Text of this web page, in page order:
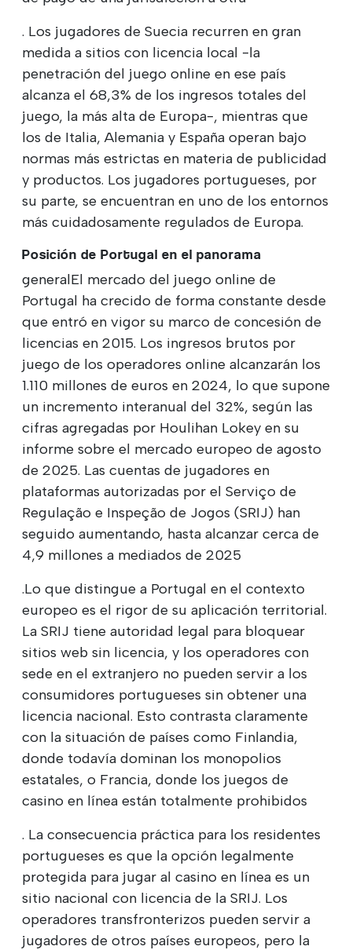
. Los jugadores de Suecia recurren en gran
medida a sitios con licencia local -la
penetración del juego online en ese país
alcanza el 68,3% de los ingresos totales del
juego, la más alta de Europa-, mientras que
los de Italia, Alemania y España operan bajo
normas más estrictas en materia de publicidad
y productos. Los jugadores portugueses, por
su parte, se encuentran en uno de los entornos
más cuidadosamente regulados de Europa.
Posición de Portugal en el panorama
generalEl mercado del juego online de
Portugal ha crecido de forma constante desde
que entró en vigor su marco de concesión de
licencias en 2015. Los ingresos brutos por
juego de los operadores online alcanzarán los
1.110 millones de euros en 2024, lo que supone
un incremento interanual del 32%, según las
cifras agregadas por Houlihan Lokey en su
informe sobre el mercado europeo de agosto
de 2025. Las cuentas de jugadores en
plataformas autorizadas por el Serviço de
Regulação e Inspeção de Jogos (SRIJ) han
seguido aumentando, hasta alcanzar cerca de
4,9 millones a mediados de 2025
.Lo que distingue a Portugal en el contexto
europeo es el rigor de su aplicación territorial.
La SRIJ tiene autoridad legal para bloquear
sitios web sin licencia, y los operadores con
sede en el extranjero no pueden servir a los
consumidores portugueses sin obtener una
licencia nacional. Esto contrasta claramente
con la situación de países como Finlandia,
donde todavía dominan los monopolios
estatales, o Francia, donde los juegos de
casino en línea están totalmente prohibidos
. La consecuencia práctica para los residentes
portugueses es que la opción legalmente
protegida para jugar al casino en línea es un
sitio nacional con licencia de la SRIJ. Los
operadores transfronterizos pueden servir a
jugadores de otros países europeos, pero la